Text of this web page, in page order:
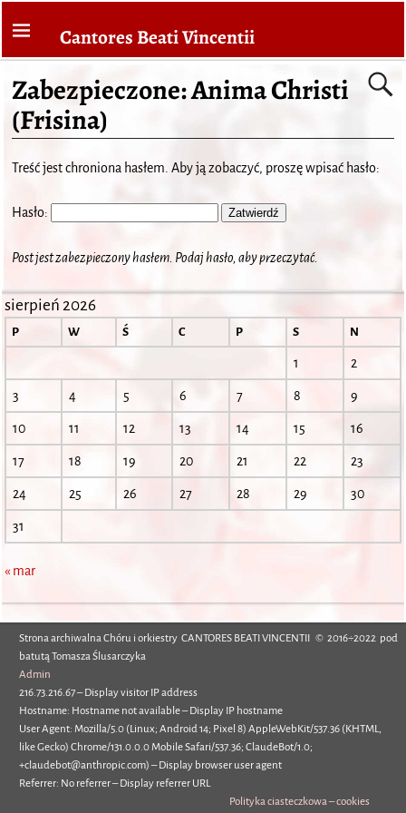
Cantores Beati Vincentii
Zabezpieczone: Anima Christi
(Frisina)
Treść jest chroniona hasłem. Aby ją zobaczyć, proszę wpisać hasło:
Hasło:
Post jest zabezpieczony hasłem. Podaj hasło, aby przeczytać.
sierpień 2026
P W Ś C P S N
1 2
3 4 5 6 7 8 9
10 11 12 13 14 15 16
17 18 19 20 21 22 23
24 25 26 27 28 29 30
31
« mar
Strona archiwalna Chóru i orkiestry CANTORES BEATI VINCENTII © 2016÷2022 pod
batutą Tomasza Ślusarczyka
Admin
216.73.216.67 – Display visitor IP address
Hostname: Hostname not available – Display IP hostname
User Agent: Mozilla/5.0 (Linux; Android 14; Pixel 8) AppleWebKit/537.36 (KHTML,
like Gecko) Chrome/131.0.0.0 Mobile Safari/537.36; ClaudeBot/1.0;
+claudebot@anthropic.com) – Display browser user agent
Referrer: No referrer – Display referrer URL
Polityka ciasteczkowa – cookies